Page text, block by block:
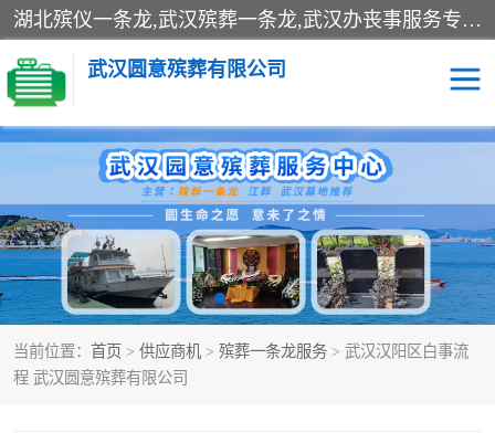
湖北殡仪一条龙,武汉殡葬一条龙,武汉办丧事服务专理红白佛事、病人临终关怀、医院或家中老人去世穿寿衣、灵车遗体接运、殡仪馆告别厅预约、办理火葬场手续、民俗丧事策划、遗体告别仪式、民俗礼仪服务、殡葬礼仪策划、陵园墓位导购、寺庙塔位择吉、往生功德策划、民俗功德策划、异地殡葬礼仪服务、异地骨灰接送返乡
武汉圆意殡葬有限公司
当前位置： 首页 > 供应商机 > 殡葬一条龙服务 > 武汉汉阳区白事流
程 武汉圆意殡葬有限公司
殡葬一条龙服务 江葬一条龙服务
武汉锦辉天堂文化园 仙鹤湖湿地公园
长乐园陵园 万福净土陵园
武汉市阳逻九龙宫陵园 石门峰人文纪念园